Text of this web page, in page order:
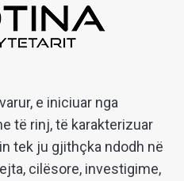
e iniciuar nga
të rinj, të karakterizuar
tek ju gjithçka ndodh në
cilësore, investigime,